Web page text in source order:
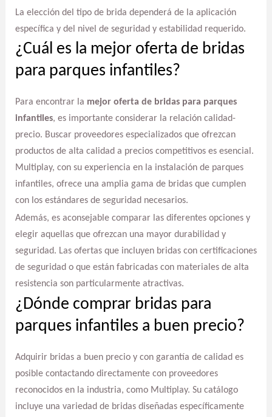
La elección del tipo de brida dependerá de la aplicación
específica y del nivel de seguridad y estabilidad requerido.
¿Cuál es la mejor oferta de bridas
para parques infantiles?
Para encontrar la mejor oferta de bridas para parques
infantiles, es importante considerar la relación calidad-
precio. Buscar proveedores especializados que ofrezcan
productos de alta calidad a precios competitivos es esencial.
Multiplay, con su experiencia en la instalación de parques
infantiles, ofrece una amplia gama de bridas que cumplen
con los estándares de seguridad necesarios.
Además, es aconsejable comparar las diferentes opciones y
elegir aquellas que ofrezcan una mayor durabilidad y
seguridad. Las ofertas que incluyen bridas con certificaciones
de seguridad o que están fabricadas con materiales de alta
resistencia son particularmente atractivas.
¿Dónde comprar bridas para
parques infantiles a buen precio?
Adquirir bridas a buen precio y con garantía de calidad es
posible contactando directamente con proveedores
reconocidos en la industria, como Multiplay. Su catálogo
incluye una variedad de bridas diseñadas específicamente